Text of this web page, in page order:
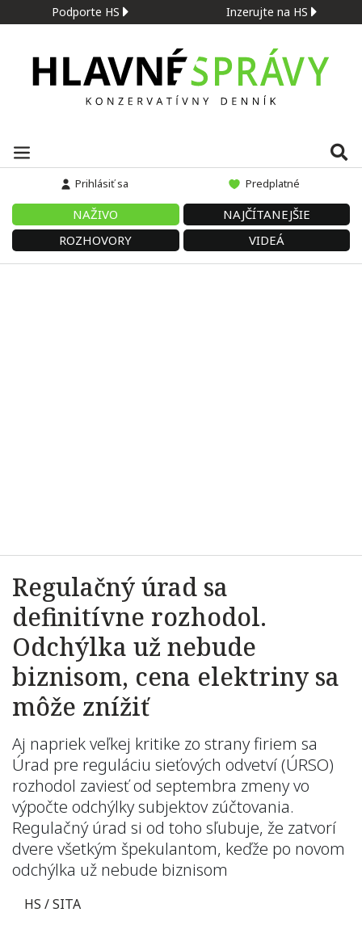
Podporte HS Inzerujte na HS
Prihlásiť sa Predplatné
NAŽIVO
NAJČÍTANEJŠIE
ROZHOVORY
VIDEÁ
Regulačný úrad sa
definitívne rozhodol.
Odchýlka už nebude
biznisom, cena elektriny sa
môže znížiť
Aj napriek veľkej kritike zo strany firiem sa
Úrad pre reguláciu sieťových odvetví (ÚRSO)
rozhodol zaviesť od septembra zmeny vo
výpočte odchýlky subjektov zúčtovania.
Regulačný úrad si od toho sľubuje, že zatvorí
dvere všetkým špekulantom, keďže po novom
odchýlka už nebude biznisom
HS / SITA